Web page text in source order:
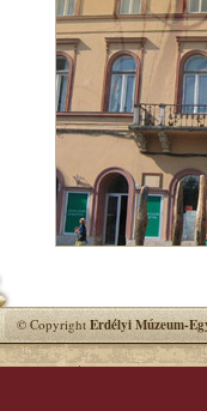
© CopyrightErdélyi Múzeum-